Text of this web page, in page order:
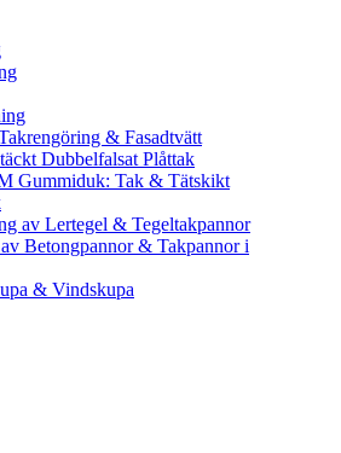
& Fasadtvätt
Dubbelfalsat Plåttak
Gummiduk: Tak & Tätskikt
av Lertegel & Tegeltakpannor
Betongpannor & Takpannor i
& Vindskupa